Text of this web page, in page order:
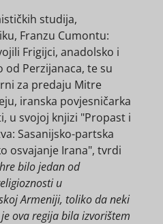
studija,
Franzu Cumontu:
Frigijci, anadolsko i
Perzijanaca, te su
za predaju Mitre
iranska povjesničarka
u svojoj knjizi "Propast i
Sasanijsko-partska
osvajanje Irana", tvrdi
bilo jedan od
u
Armeniji, toliko da neki
ova regija bila izvorištem